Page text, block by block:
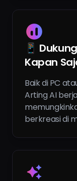
📱
Kapan
Baik di PC
Arting AI
berkreasi di